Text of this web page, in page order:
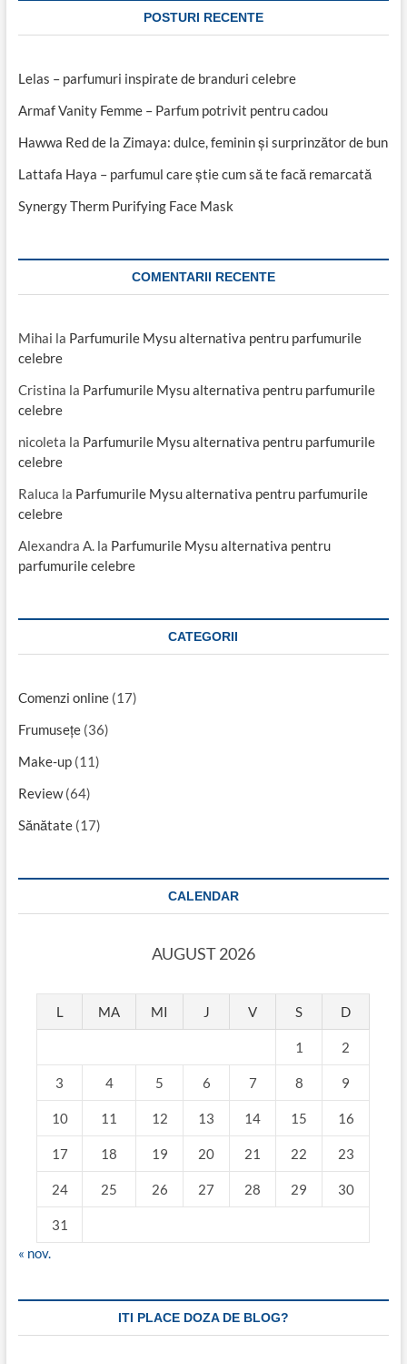
POSTURI RECENTE
Lelas – parfumuri inspirate de branduri celebre
Armaf Vanity Femme – Parfum potrivit pentru cadou
Hawwa Red de la Zimaya: dulce, feminin și surprinzător de bun
Lattafa Haya – parfumul care știe cum să te facă remarcată
Synergy Therm Purifying Face Mask
COMENTARII RECENTE
Mihai la Parfumurile Mysu alternativa pentru parfumurile
celebre
Cristina la Parfumurile Mysu alternativa pentru parfumurile
celebre
nicoleta la Parfumurile Mysu alternativa pentru parfumurile
celebre
Raluca la Parfumurile Mysu alternativa pentru parfumurile
celebre
Alexandra A.la Parfumurile Mysu alternativa pentru
parfumurile celebre
CATEGORII
Comenzi online(17)
Frumusețe(36)
Make-up(11)
Review(64)
Sănătate(17)
CALENDAR
AUGUST 2026
L MA MI J V S D
1 2
3 4 5 6 7 8 9
10 11 12 13 14 15 16
17 18 19 20 21 22 23
24 25 26 27 28 29 30
31
« nov.
ITI PLACE DOZA DE BLOG?